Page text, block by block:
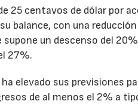
25 centavos de dólar por
balance, con una
un descenso del
27%.
elevado sus previsiones
de al menos el 2% a